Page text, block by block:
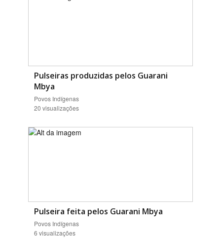
Pulseiras produzidas pelos Guarani
Mbya
Povos Indígenas
20 visualizações
Pulseira feita pelos Guarani Mbya
Povos Indígenas
6 visualizações